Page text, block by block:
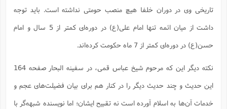
تاریخی وی در دوران خلفا هیچ منصب حومتی نداشته است. باید توجه
داشت از میان ائمه تنها امام علی(ع) در دوره‌ای کمتر از 5 سال و امام
حسن(ع) در دوره‌ای کمتر از 7 ماه حکومت کرده‌اند.
نکته دیگر این که مرحوم شیخ عباس قمی، در سفینه البحار صفحه 164
این حدیث و چند حدیث دیگر را در کنار هم برای بیان فضیلت‌های عجم و
خدمات آن‌ها به اسلام آورده است نه تقبیح ایشان؛ اما نویسنده شبهه‌گر با